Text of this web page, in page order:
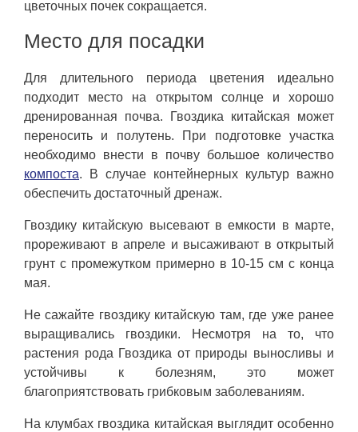
цветочных почек сокращается.
Место для посадки
Для длительного периода цветения идеально
подходит место на открытом солнце и хорошо
дренированная почва. Гвоздика китайская может
переносить и полутень. При подготовке участка
необходимо внести в почву большое количество
компоста. В случае контейнерных культур важно
обеспечить достаточный дренаж.
Гвоздику китайскую высевают в емкости в марте,
прореживают в апреле и высаживают в открытый
грунт с промежутком примерно в 10-15 см с конца
мая.
Не сажайте гвоздику китайскую там, где уже ранее
выращивались гвоздики. Несмотря на то, что
растения рода Гвоздика от природы выносливы и
устойчивы к болезням, это может
благоприятствовать грибковым заболеваниям.
На клумбах гвоздика китайская выглядит особенно